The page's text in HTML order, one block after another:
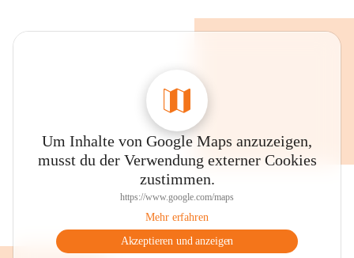
Um Inhalte von Google Maps anzuzeigen,
musst du der Verwendung externer Cookies
zustimmen.
https://www.google.com/maps
Mehr erfahren
Akzeptieren und anzeigen